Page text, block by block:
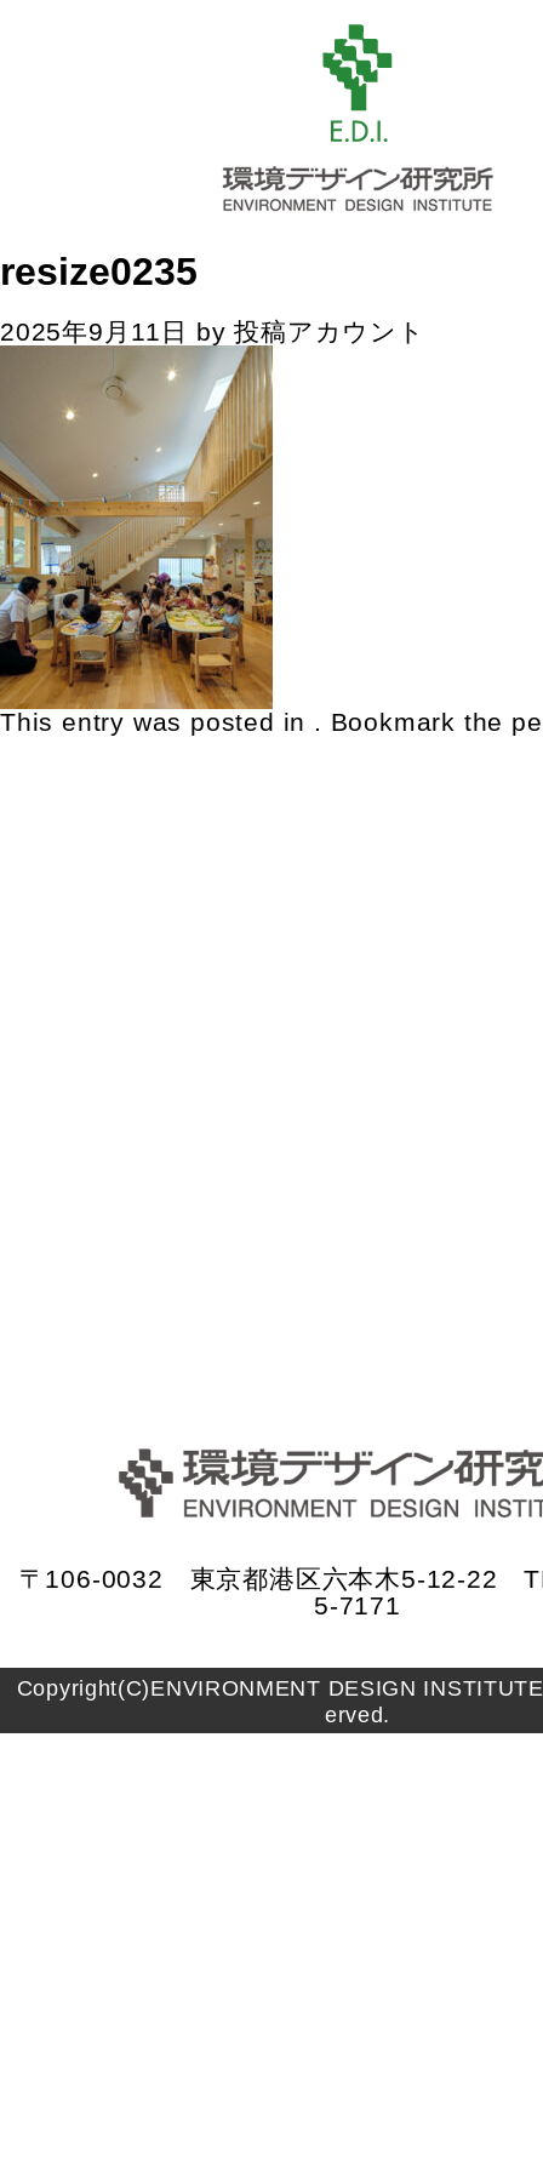
resize0235
2025年9月11日 by投稿アカウント
This entry was posted in . Bookmark the
〒106-0032 東京都港区六本木5-12-22
5-7171
Copyright(C)ENVIRONMENT DESIGN
erved.